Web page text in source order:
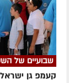
שבועיים של
קעמפ גן